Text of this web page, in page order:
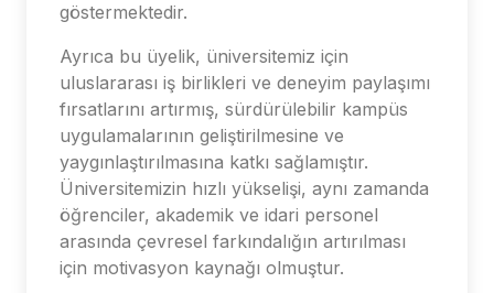
göstermektedir.
Ayrıca bu üyelik, üniversitemiz için
uluslararası iş birlikleri ve deneyim paylaşımı
fırsatlarını artırmış, sürdürülebilir kampüs
uygulamalarının geliştirilmesine ve
yaygınlaştırılmasına katkı sağlamıştır.
Üniversitemizin hızlı yükselişi, aynı zamanda
öğrenciler, akademik ve idari personel
arasında çevresel farkındalığın artırılması
için motivasyon kaynağı olmuştur.